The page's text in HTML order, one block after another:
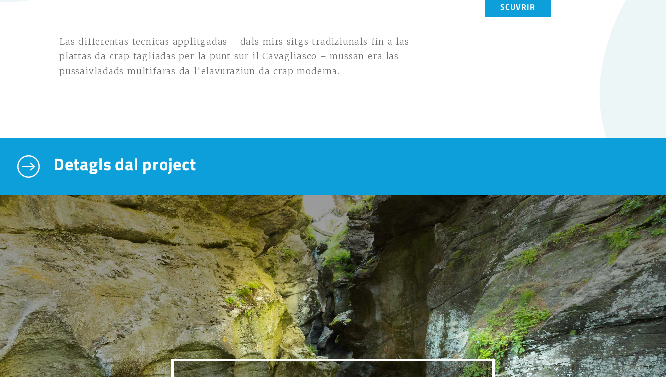
Las differentas tecnicas applitgadas – dals mirs sitgs tradiziunals fin a las
plattas da crap tagliadas per la punt sur il Cavagliasco – mussan era las
pussaivladads multifaras da l'elavuraziun da crap moderna.
SCUVRIR
Detagls dal project